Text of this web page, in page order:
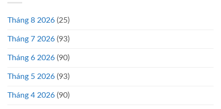
Tháng 8 2026 (25)
Tháng 7 2026 (93)
Tháng 6 2026 (90)
Tháng 5 2026 (93)
Tháng 4 2026 (90)